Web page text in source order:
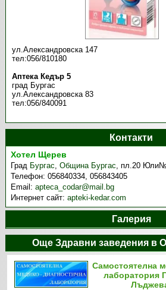
ул.Александровска 147
тел:056/810180
Аптека Кедър 5
град Бургас
ул.Александровска 83
тел:056/840091
Контакти
Хотел Щерев
Град Бургас ,Община Бургас ,пл.20
Телефон:056840334, 056843405
Email:apteca_codar@mail.bg
Интернет сайт:apteki-kedar.com
Галерия
Още Здравни заведения в
Самостоятелна
лаборатория